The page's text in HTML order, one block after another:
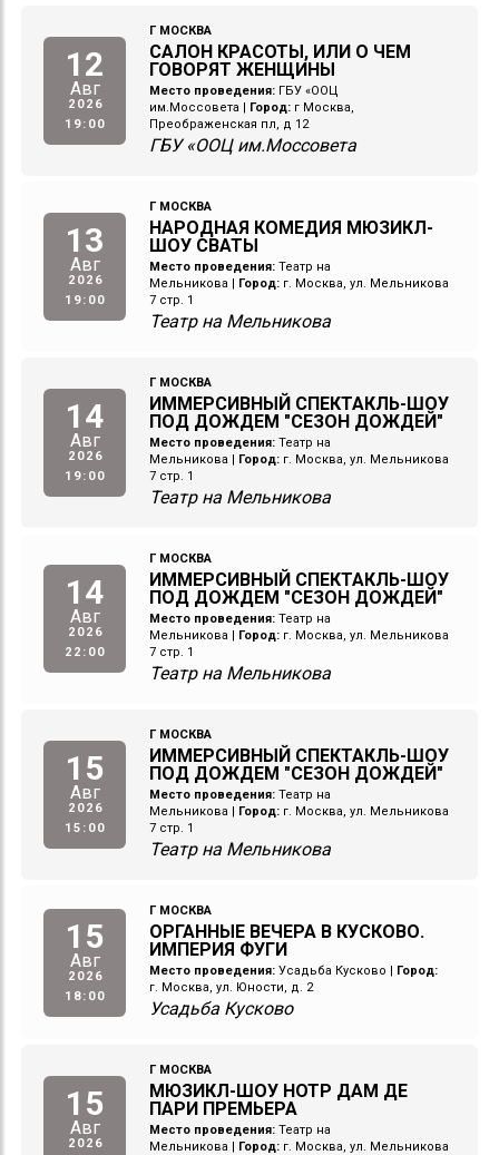
12
Авг
2026
19:00
Г МОСКВА
САЛОН КРАСОТЫ, ИЛИ О ЧЕМ
ГОВОРЯТ ЖЕНЩИНЫ
Место проведения: ГБУ «ООЦ
им.Моссовета
Город: г Москва,
Преображенская пл, д 12
ГБУ «ООЦ им.Моссовета
13
Авг
2026
19:00
Г МОСКВА
НАРОДНАЯ КОМЕДИЯ МЮЗИКЛ-
ШОУ СВАТЫ
Место проведения: Театр на
Мельникова
Город: г. Москва, ул. Мельникова
7 стр. 1
Театр на Мельникова
14
Авг
2026
19:00
Г МОСКВА
ИММЕРСИВНЫЙ СПЕКТАКЛЬ-ШОУ
ПОД ДОЖДЕМ "СЕЗОН ДОЖДЕЙ"
Место проведения: Театр на
Мельникова
Город: г. Москва, ул. Мельникова
7 стр. 1
Театр на Мельникова
14
Авг
2026
22:00
Г МОСКВА
ИММЕРСИВНЫЙ СПЕКТАКЛЬ-ШОУ
ПОД ДОЖДЕМ "СЕЗОН ДОЖДЕЙ"
Место проведения: Театр на
Мельникова
Город: г. Москва, ул. Мельникова
7 стр. 1
Театр на Мельникова
15
Авг
2026
15:00
Г МОСКВА
ИММЕРСИВНЫЙ СПЕКТАКЛЬ-ШОУ
ПОД ДОЖДЕМ "СЕЗОН ДОЖДЕЙ"
Место проведения: Театр на
Мельникова
Город: г. Москва, ул. Мельникова
7 стр. 1
Театр на Мельникова
15
Авг
2026
18:00
Г МОСКВА
ОРГАННЫЕ ВЕЧЕРА В КУСКОВО.
ИМПЕРИЯ ФУГИ
Место проведения: Усадьба Кусково
Город:
г. Москва, ул. Юности, д. 2
Усадьба Кусково
15
Авг
2026
Г МОСКВА
МЮЗИКЛ-ШОУ НОТР ДАМ ДЕ
ПАРИ ПРЕМЬЕРА
Место проведения: Театр на
Мельникова
Город: г. Москва, ул. Мельникова